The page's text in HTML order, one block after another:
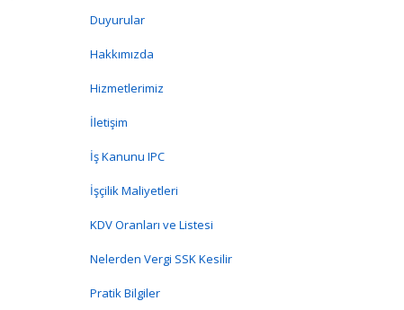
Duyurular
Hakkımızda
Hizmetlerimiz
İletişim
İş Kanunu IPC
İşçilik Maliyetleri
KDV Oranları ve Listesi
Nelerden Vergi SSK Kesilir
Pratik Bilgiler